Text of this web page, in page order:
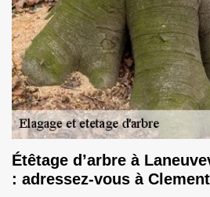
Étêtage d’arbre à
: adressez-vous à